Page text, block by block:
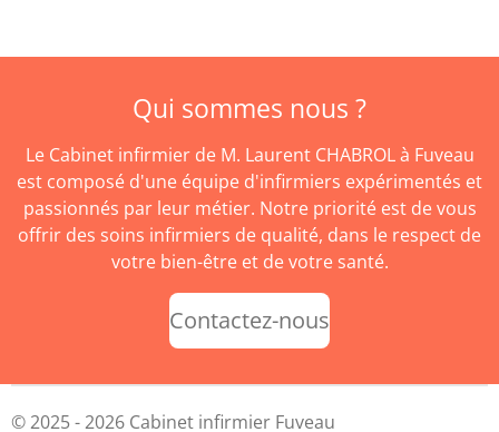
Qui sommes nous ?
Le Cabinet infirmier de M. Laurent CHABROL à Fuveau
est composé d'une équipe d'infirmiers expérimentés et
passionnés par leur métier. Notre priorité est de vous
offrir des soins infirmiers de qualité, dans le respect de
votre bien-être et de votre santé.
Contactez-nous
© 2025 - 2026 Cabinet infirmier Fuveau